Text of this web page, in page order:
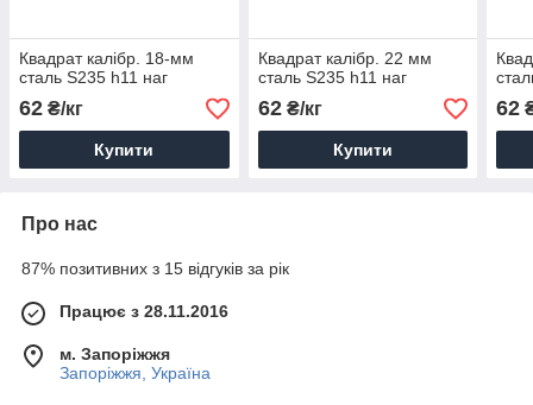
Квадрат калібр. 18-мм
сталь S235 h11 наг
62 ₴/кг
Купити
Квадрат калібр. 22 мм
сталь S235 h11 наг
62₴/кг
Купити
62
Про нас
87% позитивних з 15 відгуків за рік
Працює з 28.11.2016
м. Запоріжжя
Запоріжжя, Україна